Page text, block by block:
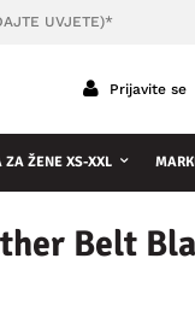
UVJETE)*
Prijavite se
ZA ŽENE XS-XXL
Belt